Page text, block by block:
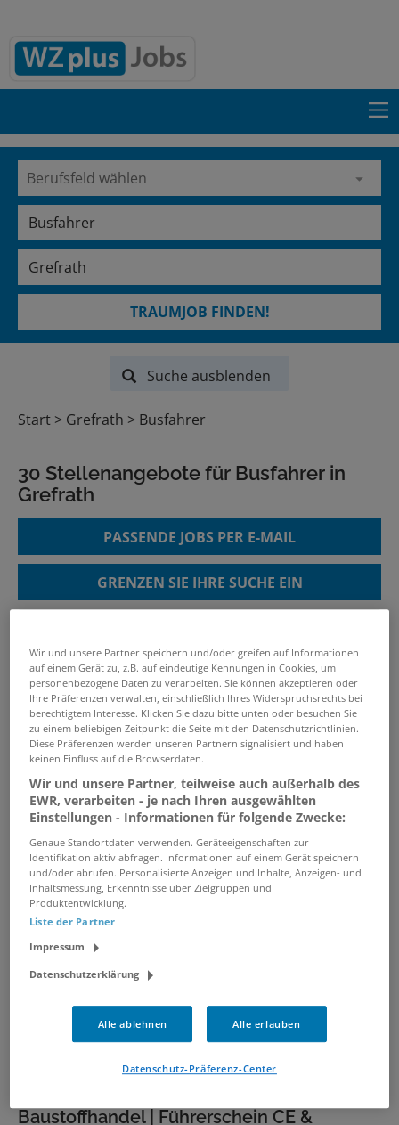
TRAUMJOB FINDEN!
Suche ausblenden
Start Grefrath Busfahrer
30 Stellenangebote für Busfahrer in
Grefrath
PASSENDE JOBS PER E-MAIL
GRENZEN SIE IHRE SUCHE EIN
Leider ergab die Suchanfrage keine passenden
Jobangebote. Es folgen mit dem Suchbegriff
verwandte bzw. ähnliche Jobs.
Berufskraftfahrer / Lkw-Fahrer im
Nahverkehr (m/w/d)
02.08.2026 /BLG Logistics Group AG & Co. KG
Krefeld
LKW-Fahrer (m/w/d) im
nationalen Fernverkehr
30.07.2026 /HAVI Logistics GmbH
LKW-Fahrer / Berufskraftfahrer
30.07.2026 /HAVI Logistics GmbH/ Duisburg
Baustoffhandel | Führerschein CE &
Wir und unsere Partner speichern und/oder greifen auf Informationen
auf einem Gerät zu, z.B. auf eindeutige Kennungen in Cookies, um
personenbezogene Daten zu verarbeiten. Sie können akzeptieren oder
Ihre Präferenzen verwalten, einschließlich Ihres Widerspruchsrechts bei
berechtigtem Interesse. Klicken Sie dazu bitte unten oder besuchen Sie
zu einem beliebigen Zeitpunkt die Seite mit den Datenschutzrichtlinien.
Diese Präferenzen werden unseren Partnern signalisiert und haben
keinen Einfluss auf die Browserdaten.
Wir und unsere Partner, teilweise auch außerhalb des
EWR, verarbeiten - je nach Ihren ausgewählten
Einstellungen - Informationen für folgende Zwecke:
Genaue Standortdaten verwenden. Geräteeigenschaften zur
Identifikation aktiv abfragen. Informationen auf einem Gerät speichern
und/oder abrufen. Personalisierte Anzeigen und Inhalte, Anzeigen- und
Inhaltsmessung, Erkenntnisse über Zielgruppen und
Produktentwicklung.
Liste der Partner
Impressum
Datenschutzerklärung
Alle ablehnen Alle erlauben
Datenschutz-Präferenz-Center